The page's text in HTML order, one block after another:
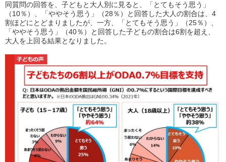
同質問の回答を、子どもと大人別に見ると、「とてもそう思う」
（10％）、「ややそう思う」（28％）と回答した大人の割合は、 4
割ほどにとどまりましたが、一方、「とてもそう思う」（25％）、
「ややそう思う」（40％）と回答した子どもの割合は6割を超 え、
大人を上回る結果となりました。